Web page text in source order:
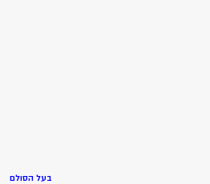
בעל הסולם